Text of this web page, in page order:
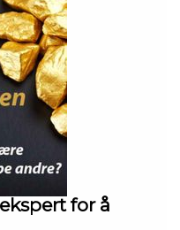
for å